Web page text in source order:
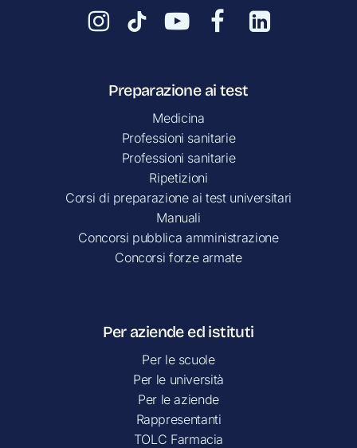
Preparazione ai test
Medicina
Professioni sanitarie
Professioni sanitarie
Ripetizioni
Corsi di preparazione ai test universitari
Manuali
Concorsi pubblica amministrazione
Concorsi forze armate
Per aziende ed istituti
Per le scuole
Per le università
Per le aziende
Rappresentanti
TOLC Farmacia